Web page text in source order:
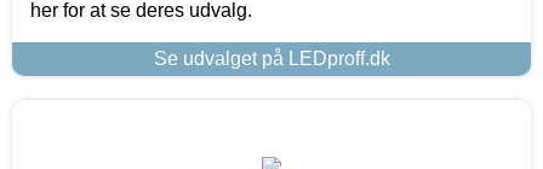
her for at se deres udvalg.
Se udvalget på LEDproff.dk